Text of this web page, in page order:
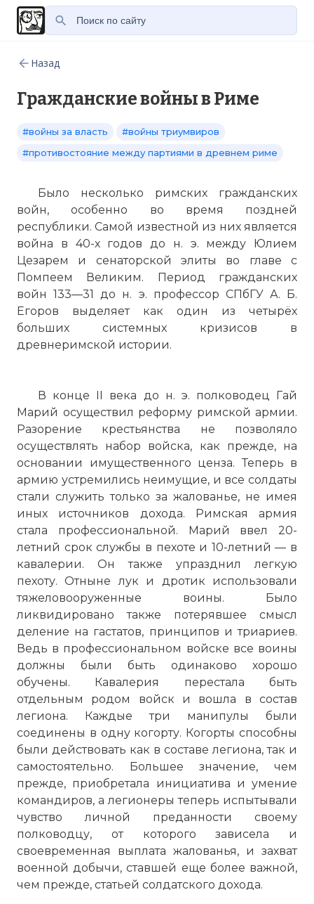
Назад
Гражданские войны в Риме
#войны за власть
#войны триумвиров
#противостояние между партиями в древнем риме
Было несколько римских гражданских
войн, особенно во время поздней
республики. Самой известной из них является
война в 40-х годов до н. э. между Юлием
Цезарем и сенаторской элиты во главе с
Помпеем Великим. Период гражданских
войн 133—31 до н. э. профессор СПбГУ А. Б.
Егоров выделяет как один из четырёх
больших системных кризисов в
древнеримской истории.
В конце II века до н. э. полководец Гай
Марий осуществил реформу римской армии.
Разорение крестьянства не позволяло
осуществлять набор войска, как прежде, на
основании имущественного ценза. Теперь в
армию устремились неимущие, и все солдаты
стали служить только за жалованье, не имея
иных источников дохода. Римская армия
стала профессиональной. Марий ввел 20-
летний срок службы в пехоте и 10-летний — в
кавалерии. Он также упразднил легкую
пехоту. Отныне лук и дротик использовали
тяжеловооруженные воины. Было
ликвидировано также потерявшее смысл
деление на гастатов, принципов и триариев.
Ведь в профессиональном войске все воины
должны были быть одинаково хорошо
обучены. Кавалерия перестала быть
отдельным родом войск и вошла в состав
легиона. Каждые три манипулы были
соединены в одну когорту. Когорты способны
были действовать как в составе легиона, так и
самостоятельно. Большее значение, чем
прежде, приобретала инициатива и умение
командиров, а легионеры теперь испытывали
чувство личной преданности своему
полководцу, от которого зависела и
своевременная выплата жалованья, и захват
военной добычи, ставшей еще более важной,
чем прежде, статьей солдатского дохода.